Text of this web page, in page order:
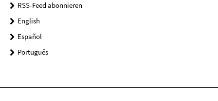
RSS-Feed abonnieren
English
Español
Português